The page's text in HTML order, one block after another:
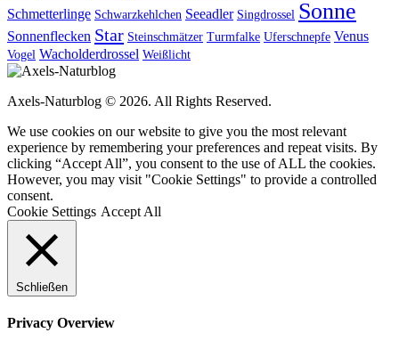
Schmetterlinge Schwarzkehlchen Seeadler Singdrossel Sonne
Sonnenflecken Star Steinschmätzer Turmfalke Uferschnepfe Venus
Vogel Wacholderdrossel Weißlicht
Axels-Naturblog © 2026. All Rights Reserved.
We use cookies on our website to give you the most relevant
experience by remembering your preferences and repeat visits. By
clicking “Accept All”, you consent to the use of ALL the cookies.
However, you may visit "Cookie Settings" to provide a controlled
consent.
Cookie Settings Accept All
Schließen
Privacy Overview